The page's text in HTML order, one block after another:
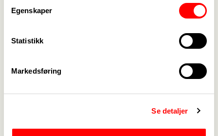
Egenskaper
Statistikk
Markedsføring
Se detaljer
Kontakt oss ->